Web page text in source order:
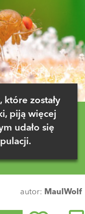
które zostały
piją więcej
udało się
autor: MaulWolf